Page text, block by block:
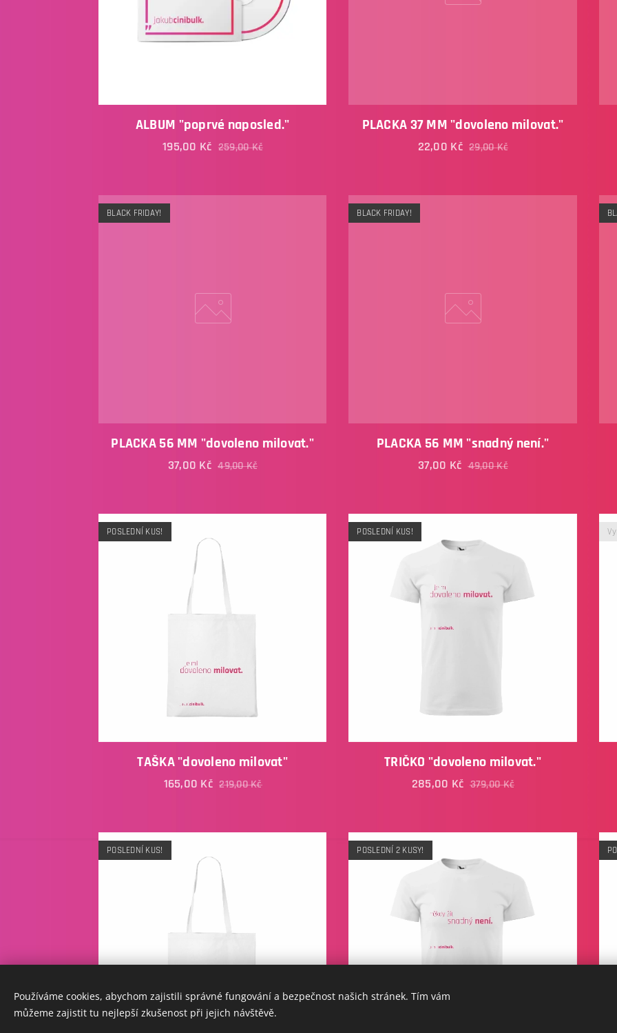
ALBUM "poprvé naposled."
195,00 Kč 259,00Kč
PLACKA 37 MM "dovoleno milovat."
22,00 Kč 29,00Kč
PLACKA 56 MM "dovoleno milovat."
BLACK FRIDAY!
37,00 Kč 49,00Kč
PLACKA 56 MM "snadný není."
BLACK FRIDAY!
37,00 Kč 49,00Kč
TAŠKA "dovoleno milovat"
POSLEDNÍ KUS!
165,00 Kč 219,00Kč
TRIČKO "dovoleno milovat."
POSLEDNÍ KUS!
285,00 Kč 379,00Kč
POSLEDNÍ KUS! POSLEDNÍ 2 KUSY!
Používáme cookies, abychom zajistili správné fungování a bezpečnost našich stránek. Tím vám
můžeme zajistit tu nejlepší zkušenost při jejich návštěvě.